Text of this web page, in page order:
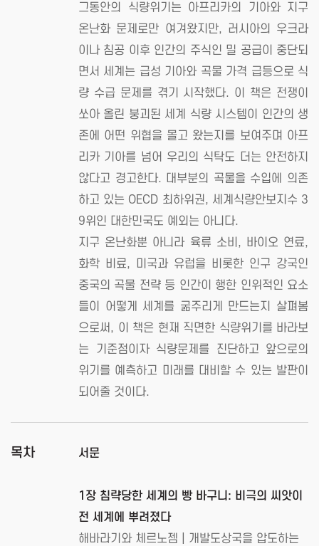
그동안의 식량위기는 아프리카의 기아와 지구
온난화 문제로만 여겨왔지만, 러시아의 우크라
이나 침공 이후 인간의 주식인 밀 공급이 중단되
면서 세계는 급성 기아와 곡물 가격 급등으로 식
량 수급 문제를 겪기 시작했다. 이 책은 전쟁이
쏘아 올린 붕괴된 세계 식량 시스템이 인간의 생
존에 어떤 위협을 몰고 왔는지를 보여주며 아프
리카 기아를 넘어 우리의 식탁도 더는 안전하지
않다고 경고한다. 대부분의 곡물을 수입에 의존
하고 있는 OECD 최하위권, 세계식량안보지수 3
9위인 대한민국도 예외는 아니다.
지구 온난화뿐 아니라 육류 소비, 바이오 연료,
화학 비료, 미국과 유럽을 비롯한 인구 강국인
중국의 곡물 전략 등 인간이 행한 인위적인 요소
들이 어떻게 세계를 굶주리게 만드는지 살펴봄
으로써, 이 책은 현재 직면한 식량위기를 바라보
는 기준점이자 식량문제를 진단하고 앞으로의
위기를 예측하고 미래를 대비할 수 있는 발판이
되어줄 것이다.
목차 서문
1장 침략당한 세계의 빵 바구니: 비극의 씨앗이
전 세계에 뿌려졌다
해바라기와 체르노젬 | 개발도상국을 압도하는